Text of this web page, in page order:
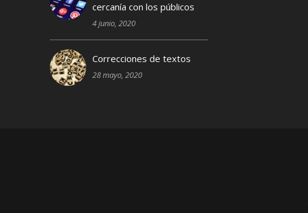
cercanía con los públicos
4 junio, 2020
Correcciones de textos
28 mayo, 2020